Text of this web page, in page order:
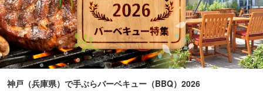
神戸（兵庫県）で手ぶらバーベキュー（BBQ）2026